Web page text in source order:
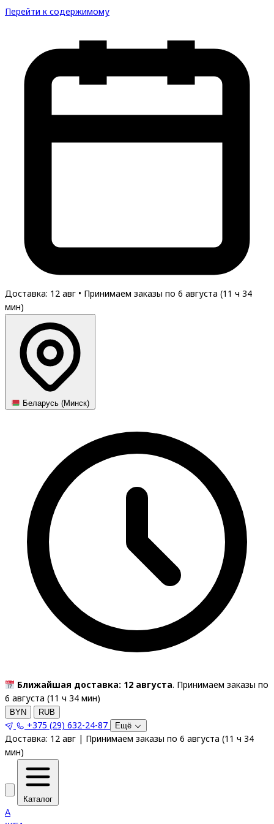
Перейти к содержимому
Доставка: 12 авг • Принимаем заказы по 6 августа (11 ч 34
мин)
Беларусь (Минск)
Ближайшая доставка: 12 августа. Принимаем заказы по
6 августа (11 ч 34 мин)
BYN RUB
+375 (29) 632-24-87 Ещё
Доставка: 12 авг | Принимаем заказы по 6 августа (11 ч 34
мин)
Каталог
A